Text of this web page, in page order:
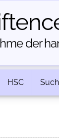
der
HSC